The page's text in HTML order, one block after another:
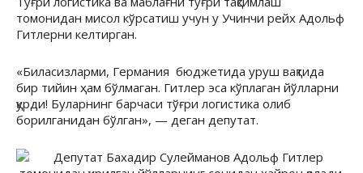
томонидан мисол кўрсатиш учун у Учинчи рейх Адольф
Гитлерни келтирган.
«Биласизларми, Германия бюджетида уруш вақтида
бир тийин ҳам бўлмаган. Гитлер эса кўплаган йўлларни
қурди! Буларнинг барчаси тўғри логистика олиб
борилганидан бўлган», — деган депутат.